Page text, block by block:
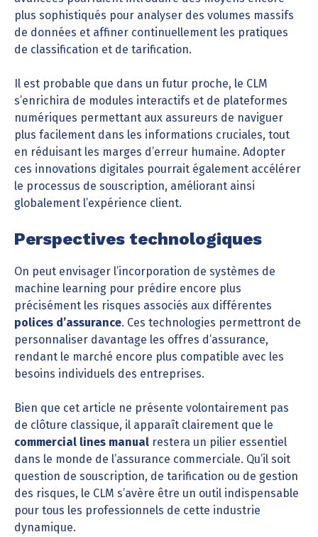
plus sophistiqués pour analyser des volumes massifs
de données et affiner continuellement les pratiques
de classification et de tarification.
Il est probable que dans un futur proche, le CLM
s’enrichira de modules interactifs et de plateformes
numériques permettant aux assureurs de naviguer
plus facilement dans les informations cruciales, tout
en réduisant les marges d’erreur humaine. Adopter
ces innovations digitales pourrait également accélérer
le processus de souscription, améliorant ainsi
globalement l’expérience client.
Perspectives technologiques
On peut envisager l’incorporation de systèmes de
machine learning pour prédire encore plus
précisément les risques associés aux différentes
polices d’assurance. Ces technologies permettront de
personnaliser davantage les offres d’assurance,
rendant le marché encore plus compatible avec les
besoins individuels des entreprises.
Bien que cet article ne présente volontairement pas
de clôture classique, il apparaît clairement que le
commercial lines manual restera un pilier essentiel
dans le monde de l’assurance commerciale. Qu’il soit
question de souscription, de tarification ou de gestion
des risques, le CLM s’avère être un outil indispensable
pour tous les professionnels de cette industrie
dynamique.